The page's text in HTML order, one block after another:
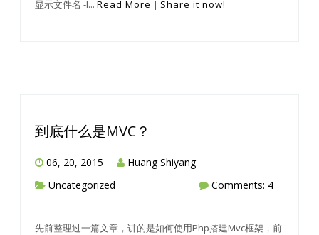
显示文件名 -l... Read More | Share it now!
到底什么是MVC？
06, 20, 2015
Huang Shiyang
Uncategorized
Comments: 4
先前整理过一篇文章，讲的是如何使用Php搭建Mvc框架，前